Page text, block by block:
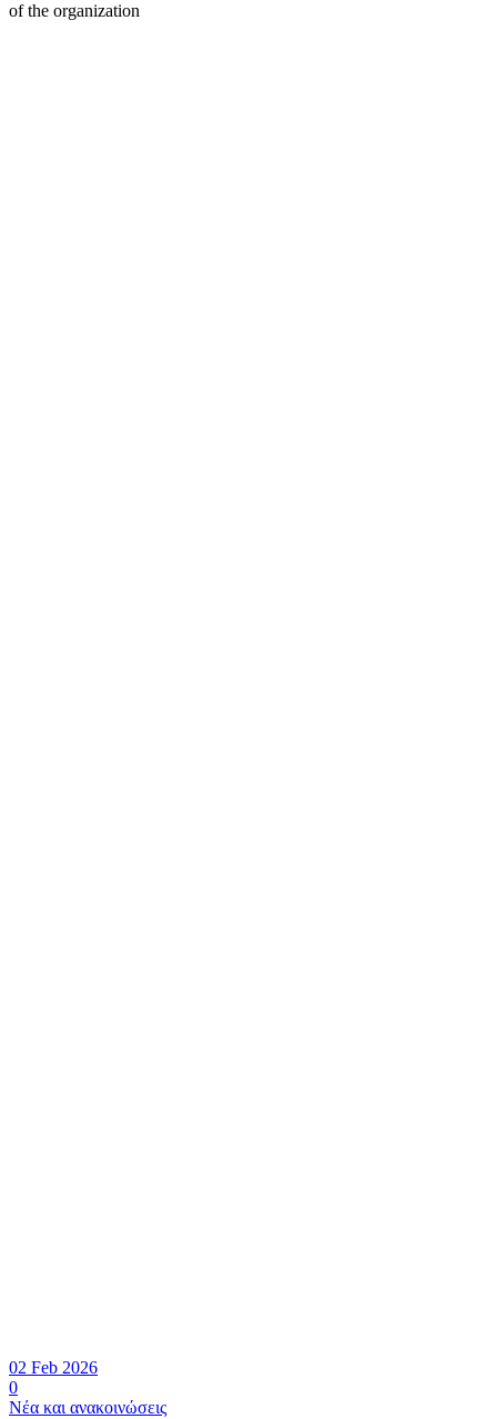
of the organization
02 Feb 2026
0
Νέα και ανακοινώσεις